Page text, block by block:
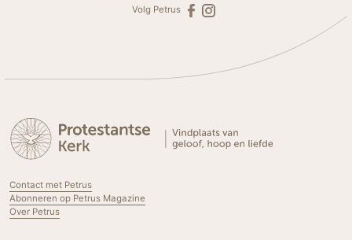
Volg Petrus
Contact met Petrus
Abonneren op Petrus Magazine
Over Petrus